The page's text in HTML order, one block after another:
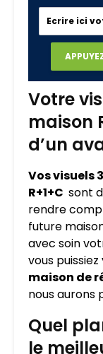
Votre
maison
d’un
Vos visuels
R+1+C sont
rendre
future
avec soin
vous
maison de
nous aurons
Quel
le